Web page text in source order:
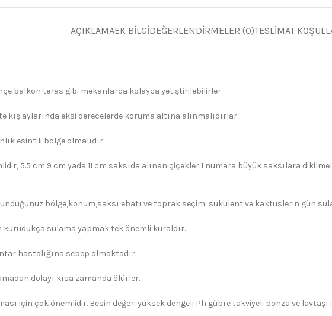
AÇIKLAMAEK BILGIDEĞERLENDIRMELER (0)TESLIMAT
balkon teras gibi mekanlarda kolayca yetiştirilebilirler.
aylarında eksi derecelerde koruma altına alınmalıdırlar.
esintili bölge olmalıdır.
5.5 cm 9 cm yada 11 cm saksıda alınan çiçekler 1 numara büyük saksılara
bölge,konum,saksı ebatı ve toprak seçimi sukulent ve kaktüslerin gün
sulama yapmak tek önemli kuraldır.
hastalığına sebep olmaktadır.
dolayı kısa zamanda ölürler.
için çok önemlidir. Besin değeri yüksek dengeli Ph gübre takviyeli ponza ve